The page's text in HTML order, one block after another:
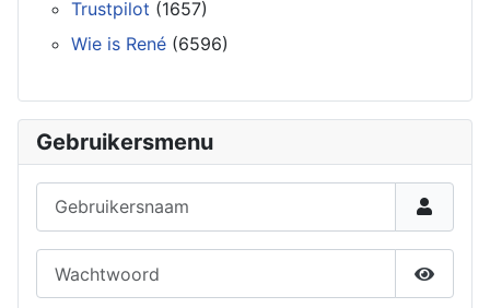
Trustpilot (1657)
Wie is René (6596)
Gebruikersmenu
Toon